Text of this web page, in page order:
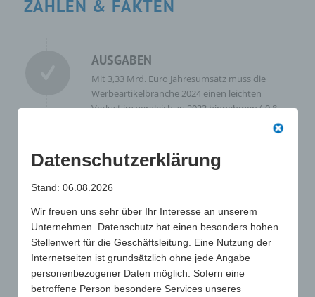
ZAHLEN & FAKTEN
AUSGABEN
Mit 3,33 Mrd. Euro Jahresumsatz muss die
Werbeartikelbranche 2024 einen leichten
Verlust im vergleich zu 2023 hinnehmen (-0,8
anderen Kommunikationsmitteln die
höchsten Erinnerungswerte an das
beworbene Produkt (70%) bzw. an den
Marken- oder Unternehmensnamen.
Datenschutzerklärung
Stand: 06.08.2026
Wir freuen uns sehr über Ihr Interesse an unserem
Unternehmen. Datenschutz hat einen besonders hohen
Stellenwert für die Geschäftsleitung. Eine Nutzung der
Internetseiten ist grundsätzlich ohne jede Angabe
personenbezogener Daten möglich. Sofern eine
betroffene Person besondere Services unseres